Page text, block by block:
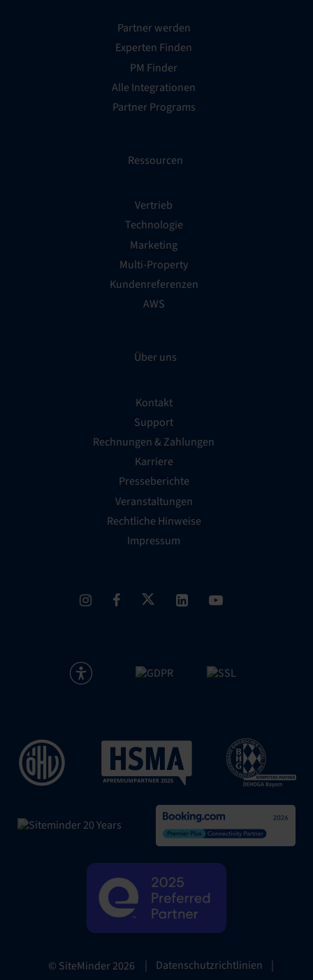
Partner werden
Experten Finden
PM Finder
Alle Integrationen
Partner Programs
Ressourcen
Vertrieb
Technologie
Marketing
Multi-Property
Kundenreferenzen
AWS
Über uns
Kontakt
Support
Rechnungen & Zahlungen
Karriere
Presseberichte
Veranstaltungen
Rechtliche Hinweise
Impressum
© SiteMinder2026 | Datenschutzrichtlinien |